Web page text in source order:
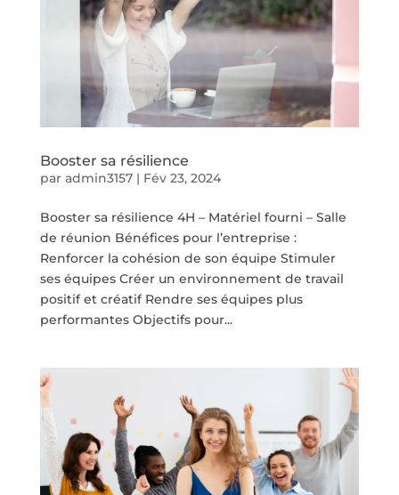
Booster sa résilience
par admin3157| Fév 23, 2024
Booster sa résilience 4H – Matériel fourni – Salle
de réunion Bénéfices pour l’entreprise :
Renforcer la cohésion de son équipe Stimuler
ses équipes Créer un environnement de travail
positif et créatif Rendre ses équipes plus
performantes Objectifs pour...